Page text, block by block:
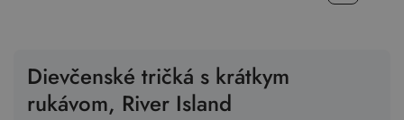
Dievčenské tričká s krátkym
rukávom, River Island